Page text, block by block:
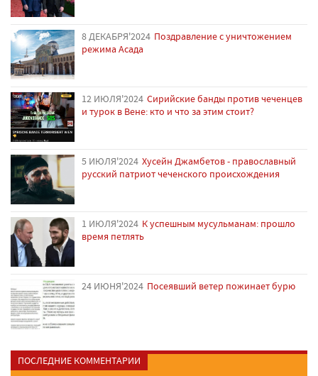
8 ДЕКАБРЯ'2024 Поздравление с уничтожением
режима Асада
12 ИЮЛЯ'2024 Сирийские банды против чеченцев
и турок в Вене: кто и что за этим стоит?
5 ИЮЛЯ'2024 Хусейн Джамбетов - православный
русский патриот чеченского происхождения
1 ИЮЛЯ'2024 К успешным мусульманам: прошло
время петлять
24 ИЮНЯ'2024 Посеявший ветер пожинает бурю
ПОСЛЕДНИЕ КОММЕНТАРИИ